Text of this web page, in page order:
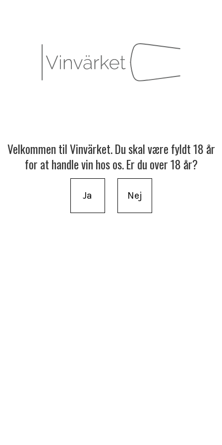
Velkommen til Vinvärket. Du skal være fyldt 18 år
for at handle vin hos os. Er du over 18 år?
Ja Nej